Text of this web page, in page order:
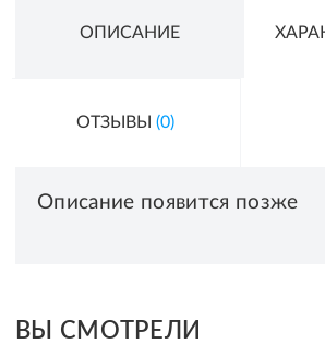
ОПИСАНИЕ
ОТЗЫВЫ (0)
Описание появится позже
ВЫ СМОТРЕЛИ